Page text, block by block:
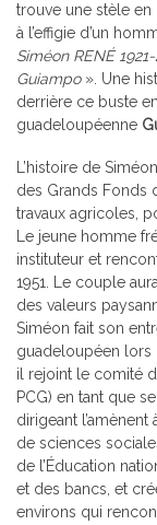
trouve une stèle
à l’effigie d’un
Siméon RENÉ
Guiampo». Une
derrière ce buste
guadeloupéenne
L’histoire de
des Grands Fonds
travaux agricoles,
Le jeune homme
instituteur et
1951. Le couple
des valeurs
Siméon fait son
guadeloupéen lors
il rejoint le comité
PCG) en tant que
dirigeant
de sciences
de l’Éducation
et des bancs, et
environs qui